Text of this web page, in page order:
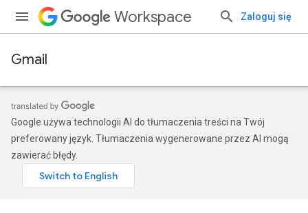
Workspace Zaloguj się
Gmail
Google używa technologii AI do tłumaczenia treści na Twój
preferowany język. Tłumaczenia wygenerowane przez AI mogą
zawierać błędy.